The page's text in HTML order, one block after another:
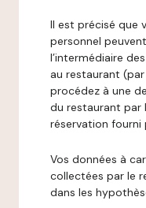
Il est précisé que
personnel
l’intermédiaire
au restaurant
procédez à une
du restaurant par
réservation fourni
Vos données à
collectées par le
dans les